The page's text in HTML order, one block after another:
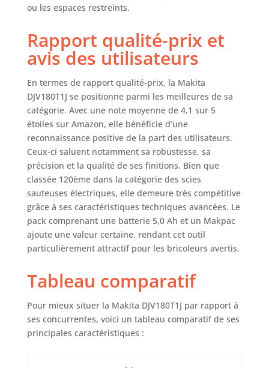
ou les espaces restreints.
Rapport qualité-prix et
avis des utilisateurs
En termes de rapport qualité-prix, la Makita
DJV180T1J se positionne parmi les meilleures de sa
catégorie. Avec une note moyenne de 4,1 sur 5
étoiles sur Amazon, elle bénéficie d’une
reconnaissance positive de la part des utilisateurs.
Ceux-ci saluent notamment sa robustesse, sa
précision et la qualité de ses finitions. Bien que
classée 120ème dans la catégorie des scies
sauteuses électriques, elle demeure très compétitive
grâce à ses caractéristiques techniques avancées. Le
pack comprenant une batterie 5,0 Ah et un Makpac
ajoute une valeur certaine, rendant cet outil
particulièrement attractif pour les bricoleurs avertis.
Tableau comparatif
Pour mieux situer la Makita DJV180T1J par rapport à
ses concurrentes, voici un tableau comparatif de ses
principales caractéristiques :